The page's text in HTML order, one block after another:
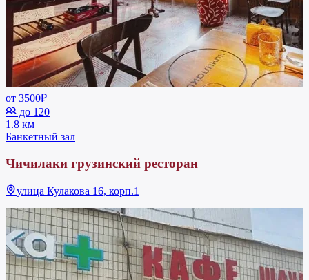
от 3500₽
до 120
1.8 км
Банкетный зал
Чичилаки грузинский ресторан
улица Кулакова 16, корп.1